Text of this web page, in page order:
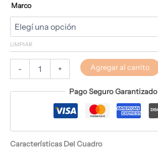
Marco
LIMPIAR
- + Agregar al carrito
Pago Seguro Garantizado
Características Del Cuadro